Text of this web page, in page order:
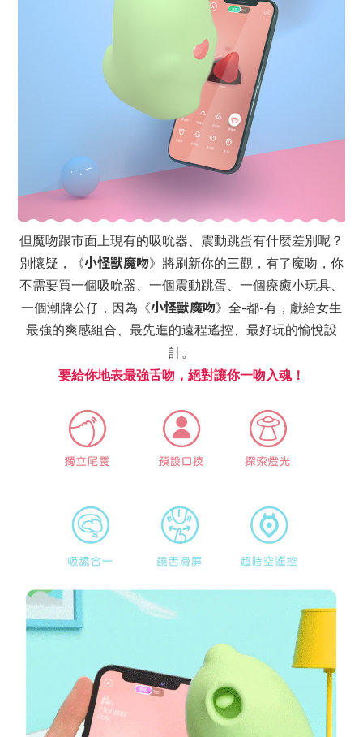
但魔吻跟市面上現有的吸吮器、震動跳蛋有什麼差別呢？
別懷疑，《小怪獸魔吻》將刷新你的三觀，有了魔吻，你
不需要買一個吸吮器、一個震動跳蛋、一個療癒小玩具、
一個潮牌公仔，因為《小怪獸魔吻》全-都-有，獻給女生
最強的爽感組合、最先進的遠程遙控、最好玩的愉悅設
計。
要給你地表最強舌吻，絕對讓你一吻入魂！